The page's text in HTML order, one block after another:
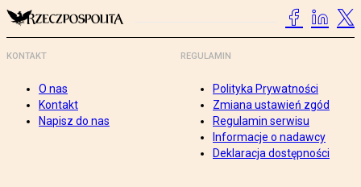
KONTAKT
O nas
Kontakt
Napisz do nas
REGULAMIN
Polityka Prywatności
Zmiana ustawień zgód
Regulamin serwisu
Informacje o nadawcy
Deklaracja dostępności